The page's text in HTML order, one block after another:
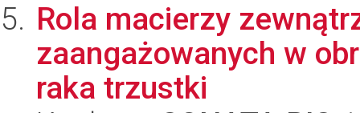
Rola macierzy
zaangażowanych w
raka trzustki